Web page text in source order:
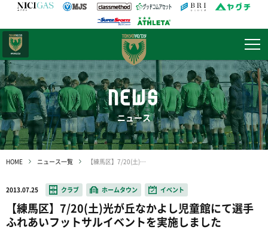
NEWS
ニュース
HOME ニュース一覧 【練馬区】7/20(土)光が丘なかよし児童館にて選手ふれあいフットサルイベントを実施しました
2013.07.25 クラブ ホームタウン イベント
【練馬区】7/20(土)光が丘なかよし児童館にて選手
ふれあいフットサルイベントを実施しました